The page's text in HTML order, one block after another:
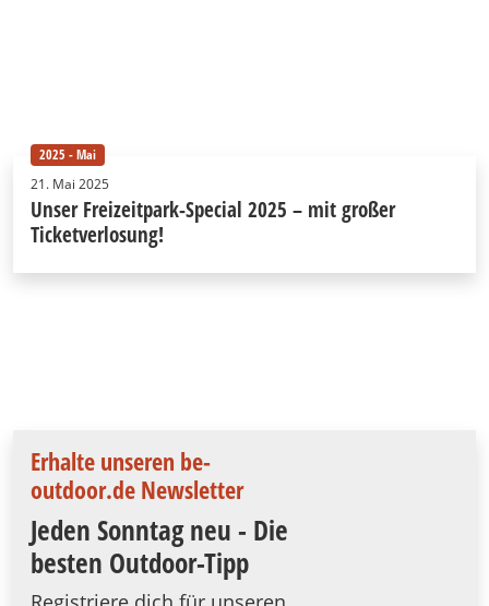
2025 - Mai
21. Mai 2025
Unser Freizeitpark-Special 2025 – mit großer
Ticketverlosung!
Erhalte unseren be-
outdoor.de Newsletter
Jeden Sonntag neu - Die
besten Outdoor-Tipp